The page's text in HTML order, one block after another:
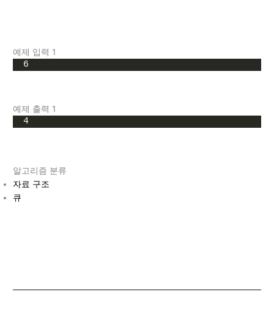
예제 입력 1
6
예제 출력 1
4
알고리즘 분류
자료 구조
큐